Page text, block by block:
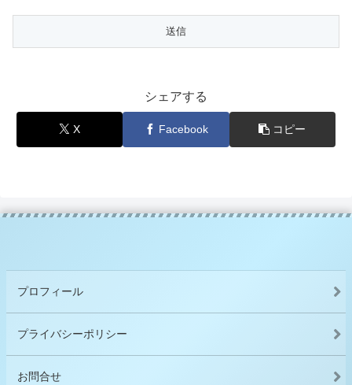
シェアする
X Facebook コピー
プロフィール
プライバシーポリシー
お問合せ